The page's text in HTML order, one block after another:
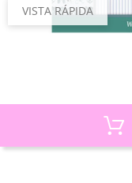
VISTA RÁPIDA